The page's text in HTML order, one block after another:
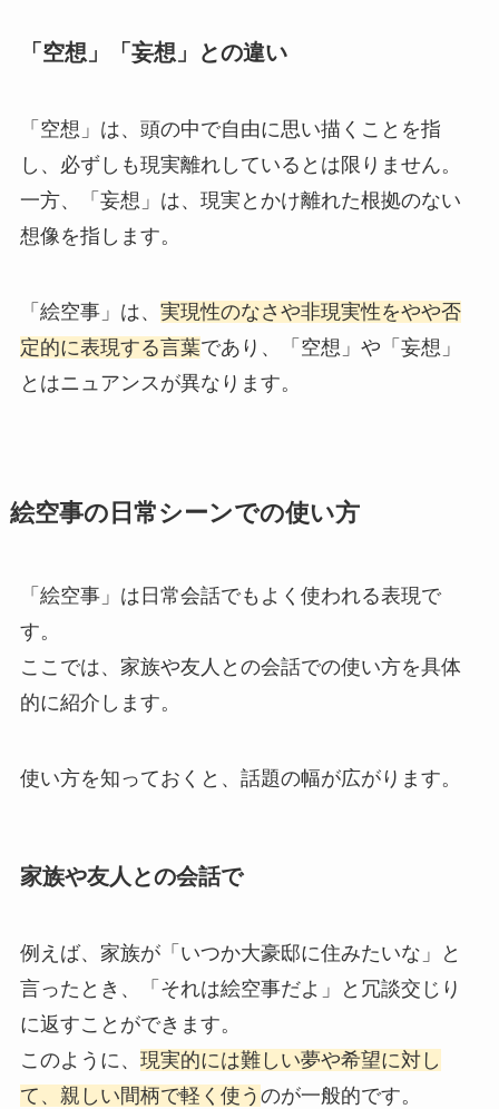
「空想」「妄想」との違い
「空想」は、頭の中で自由に思い描くことを指
し、必ずしも現実離れしているとは限りません。
一方、「妄想」は、現実とかけ離れた根拠のない
想像を指します。
「絵空事」は、 実現性のなさや非現実性をやや否
定的に表現する言葉であり、「空想」や「妄想」
とはニュアンスが異なります。
絵空事の日常シーンでの使い方
「絵空事」は日常会話でもよく使われる表現で
す。
ここでは、家族や友人との会話での使い方を具体
的に紹介します。
使い方を知っておくと、話題の幅が広がります。
家族や友人との会話で
例えば、家族が「いつか大豪邸に住みたいな」と
言ったとき、「それは絵空事だよ」と冗談交じり
に返すことができます。
このように、 現実的には難しい夢や希望に対し
て、親しい間柄で軽く使う のが一般的です。